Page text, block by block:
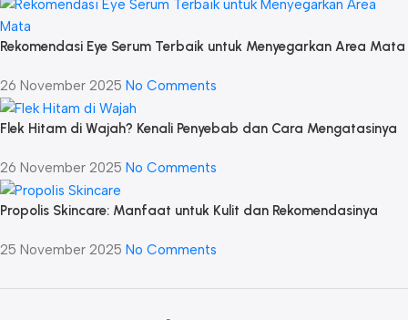
Rekomendasi Eye Serum Terbaik untuk Menyegarkan Area Mata
26 November 2025 No Comments
Flek Hitam di Wajah? Kenali Penyebab dan Cara Mengatasinya
26 November 2025 No Comments
Propolis Skincare: Manfaat untuk Kulit dan Rekomendasinya
25 November 2025 No Comments